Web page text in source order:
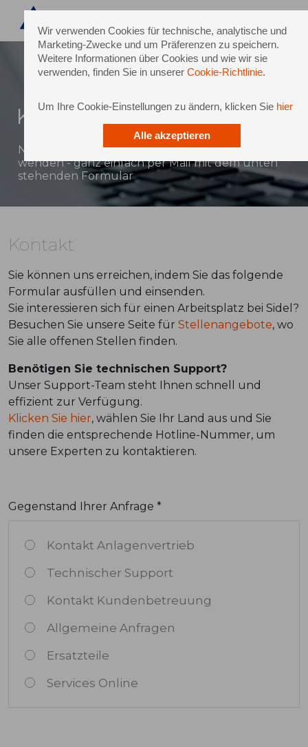
Wir verwenden Cookies für technische, analytische und
Marketing-Zwecke und um Präferenzen zu speichern.
Weitere Informationen über Cookies und wie wir sie
verwenden, finden Sie in unserer Cookie-Richtlinie.
Um Ihre Cookie-Einstellungen zu ändern, klicken Sie hier
Alle akzeptieren
Kontakt
Natürlich können Sie sich auch direkt an Sidel
wenden - ganz einfach per Mail mit dem unten
stehenden Formular
Kontakt
Sie können uns erreichen, indem Sie das folgende
Formular ausfüllen und einsenden.
Sie interessieren sich für einen Arbeitsplatz bei Sidel?
Besuchen Sie unsere Seite für Stellenangebote, wo
Sie alle offenen Stellen finden.
Benötigen Sie technischen Support?
Unser Support-Team steht Ihnen schnell und
effizient zur Verfügung.
Klicken Sie hier, wählen Sie Ihr Land aus und Sie
finden die entsprechende Hotline-Nummer, um
unsere Experten zu kontaktieren.
Gegenstand Ihrer Anfrage *
Kontakt Anlagenvertrieb
Technischer Support
Kontakt Kundenbetreuung
Allgemeine Anfragen
Ersatzteile
Services Online